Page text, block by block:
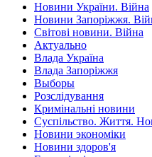
Новини України. Війна
Новини Запоріжжя.
Світові новини. Війна
Актуально
Влада Україна
Влада Запоріжжя
Выборы
Розслідування
Кримінальні новини
Суспільство. Життя.
Новини экономіки
Новини здоров'я